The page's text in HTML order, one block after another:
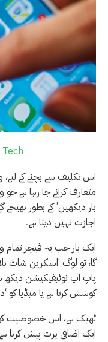
اس تکلیف سے بچنے کے
متعارف کرانے جا رہا ہے
بار دیکھیں’ کے بطور
اجازت نہیں دیتا ہے۔
ایک بار جب یہ فیچر تمام
گا، تو لوگ ‘اسکرین شاٹ
پاپ اپ نوٹیفیکیشن دیکھ
کوشش کرتا ہے یا میڈیا کو
ٹھیک ہے، اس خصوصیت کو
ایک اضافی پرت پیش کرنا